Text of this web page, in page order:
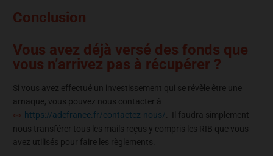
Conclusion
Vous avez déjà versé des fonds que
vous n’arrivez pas à récupérer ?
Si vous avez effectué un investissement qui se révèle être une
arnaque, vous pouvez nous contacter à
https://adcfrance.fr/contactez-nous/ . Il faudra simplement
nous transférer tous les mails reçus y compris les RIB que vous
avez utilisés pour faire les règlements.